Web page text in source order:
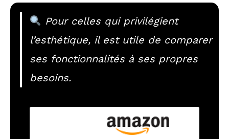
Pour celles qui privilégient
l’esthétique, il est utile de comparer
ses fonctionnalités à ses propres
besoins.